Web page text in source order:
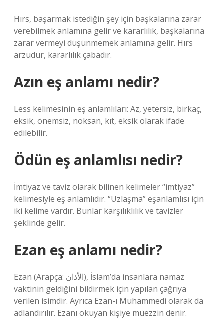
Hırs, başarmak istediğin şey için başkalarına zarar
verebilmek anlamına gelir ve kararlılık, başkalarına
zarar vermeyi düşünmemek anlamına gelir. Hırs
arzudur, kararlılık çabadır.
Azın eş anlamı nedir?
Less kelimesinin eş anlamlıları: Az, yetersiz, birkaç,
eksik, önemsiz, noksan, kıt, eksik olarak ifade
edilebilir.
Ödün eş anlamlısı nedir?
İmtiyaz ve taviz olarak bilinen kelimeler “imtiyaz”
kelimesiyle eş anlamlıdır. “Uzlaşma” eşanlamlısı için
iki kelime vardır. Bunlar karşılıklılık ve tavizler
şeklinde gelir.
Ezan eş anlamı nedir?
Ezan (Arapça: الأذان), İslam’da insanlara namaz
vaktinin geldiğini bildirmek için yapılan çağrıya
verilen isimdir. Ayrıca Ezan-ı Muhammedi olarak da
adlandırılır. Ezanı okuyan kişiye müezzin denir.